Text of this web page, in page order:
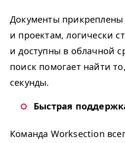
Документы прикреплены
и проектам, логически
и доступны в облачной
поиск помогает найти
секунды.
Быстрая
Команда Work­sec­tion